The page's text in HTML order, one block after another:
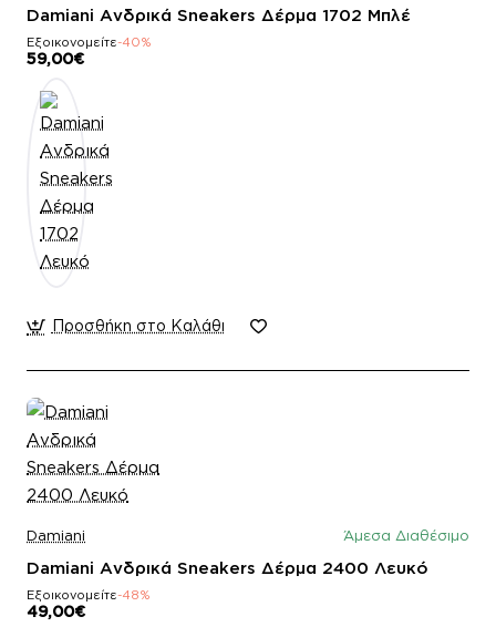
Damiani Ανδρικά Sneakers Δέρμα 1702 Μπλέ
Εξοικονομείτε-40%
59,00€
Προσθήκη στο Καλάθι
Damiani Άμεσα Διαθέσιμο
Damiani Ανδρικά Sneakers Δέρμα 2400 Λευκό
Εξοικονομείτε-48%
49,00€